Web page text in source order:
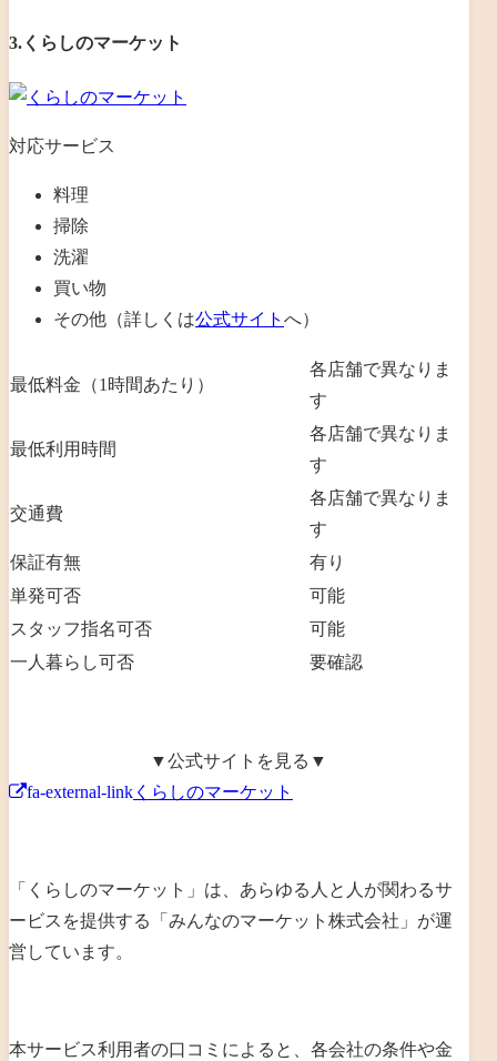
3.くらしのマーケット
対応サービス
料理
掃除
洗濯
買い物
その他（詳しくは公式サイト へ）
最低料金（1時間あたり）
各店舗で異なりま
す
最低利用時間
各店舗で異なりま
す
交通費
各店舗で異なりま
す
保証有無
有り
単発可否
可能
スタッフ指名可否
可能
一人暮らし可否
要確認
▼公式サイトを見る▼
fa-external-link くらしのマーケット
「くらしのマーケット」は、あらゆる人と人が関わるサ
ービスを提供する「みんなのマーケット株式会社」が運
営しています。
本サービス利用者の口コミによると、各会社の条件や金